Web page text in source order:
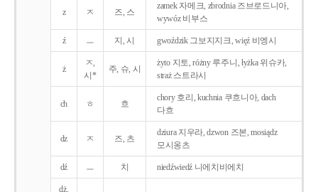
z ㅈ 즈, 스
zamek 자메크, zbrodnia 즈브로드니아,
wywóz 비부스
ź ㅡ 지, 시 gwoździk 그보지지크, więź 비엥시
ż
ㅈ,
시*
주, 슈, 시
żyto 지토, różny 루주니, łyżka 위슈카,
straż 스트라시
ch ㅎ 흐
chory 호리, kuchnia 쿠흐니아, dach
다흐
dz ㅈ 즈, 츠
dziura 지우라, dzwon 즈본, mosiądz
모시옹츠
dź ㅡ 치 niedźwiedź 니에치비에치
dż,